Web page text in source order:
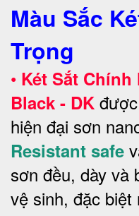
Màu Sắc
Trọng
• Két Sắt Chính
Black - DK
hiện đại sơn
Resistant safe
sơn đều, dày và
vệ sinh, đặc